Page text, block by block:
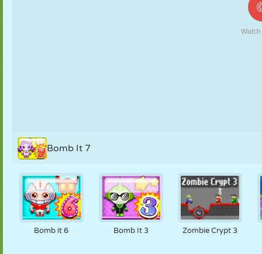
Bomb It 7
Bomb it 6 Bomb It 3 Zombie Crypt 3